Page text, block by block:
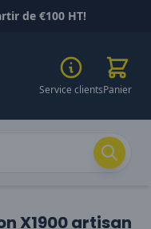
de €100 HT!
Service clientsPanier
X1900 artisan